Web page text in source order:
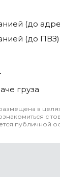
(до
(до ПВЗ)
груза
в
с
публичной